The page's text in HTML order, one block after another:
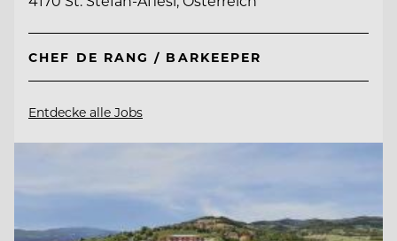
CHEF DE RANG / BARKEEPER
Entdecke alle Jobs